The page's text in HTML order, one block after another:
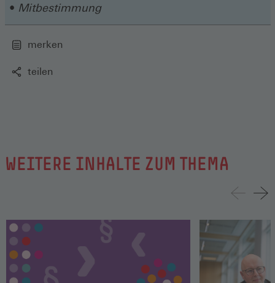
Mitbestimmung
merken
teilen
WEITERE INHALTE ZUM THEMA